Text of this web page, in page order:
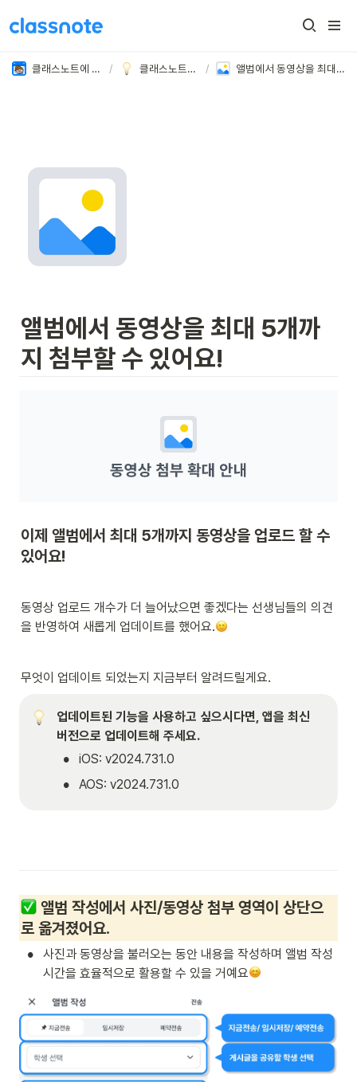
클래스노트에 오신 것을 환영합니다 👏🏻 / 클래스노트의 새로운 소식 / 앨범에서 동영상을 최대 5개까지 첨부할 수 있어요!
앨범에서 동영상을 최대 5개까
지 첨부할 수 있어요!
이제 앨범에서 최대 5개까지 동영상을 업로드 할 수
있어요!
동영상 업로드 개수가 더 늘어났으면 좋겠다는 선생님들의 의견
을 반영하여 새롭게 업데이트를 했어요.
무엇이 업데이트 되었는지 지금부터 알려드릴게요.
업데이트된 기능을 사용하고 싶으시다면, 앱을 최신
버전으로 업데이트해 주세요.
• iOS: v2024.731.0
• AOS: v2024.731.0
앨범 작성에서 사진/동영상 첨부 영역이 상단으
로 옮겨졌어요.
•
사진과 동영상을 불러오는 동안 내용을 작성하며 앨범 작성
시간을 효율적으로 활용할 수 있을 거예요